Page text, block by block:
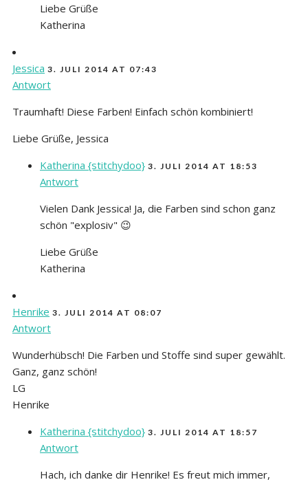
Liebe Grüße
Katherina
Jessica 3. JULI 2014 AT 07:43
Antwort
Traumhaft! Diese Farben! Einfach schön kombiniert!
Liebe Grüße, Jessica
Katherina {stitchydoo} 3. JULI 2014 AT 18:53
Antwort
Vielen Dank Jessica! Ja, die Farben sind schon ganz
schön "explosiv" 😉
Liebe Grüße
Katherina
Henrike 3. JULI 2014 AT 08:07
Antwort
Wunderhübsch! Die Farben und Stoffe sind super gewählt.
Ganz, ganz schön!
LG
Henrike
Katherina {stitchydoo} 3. JULI 2014 AT 18:57
Antwort
Hach, ich danke dir Henrike! Es freut mich immer,